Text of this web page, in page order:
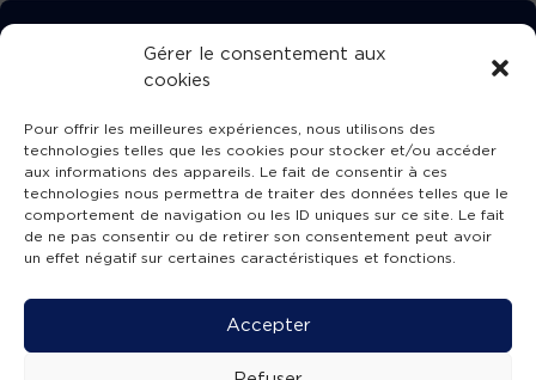
Gérer le consentement aux
cookies
Pour offrir les meilleures expériences, nous utilisons des
technologies telles que les cookies pour stocker et/ou accéder
aux informations des appareils. Le fait de consentir à ces
technologies nous permettra de traiter des données telles que le
comportement de navigation ou les ID uniques sur ce site. Le fait
de ne pas consentir ou de retirer son consentement peut avoir
un effet négatif sur certaines caractéristiques et fonctions.
Accepter
TÉLÉCHARGEZ GRATUITEMENT
L’APPLICATION TVBA !
SUIVEZ-NOUS !
Mentions légales -Accessibilité